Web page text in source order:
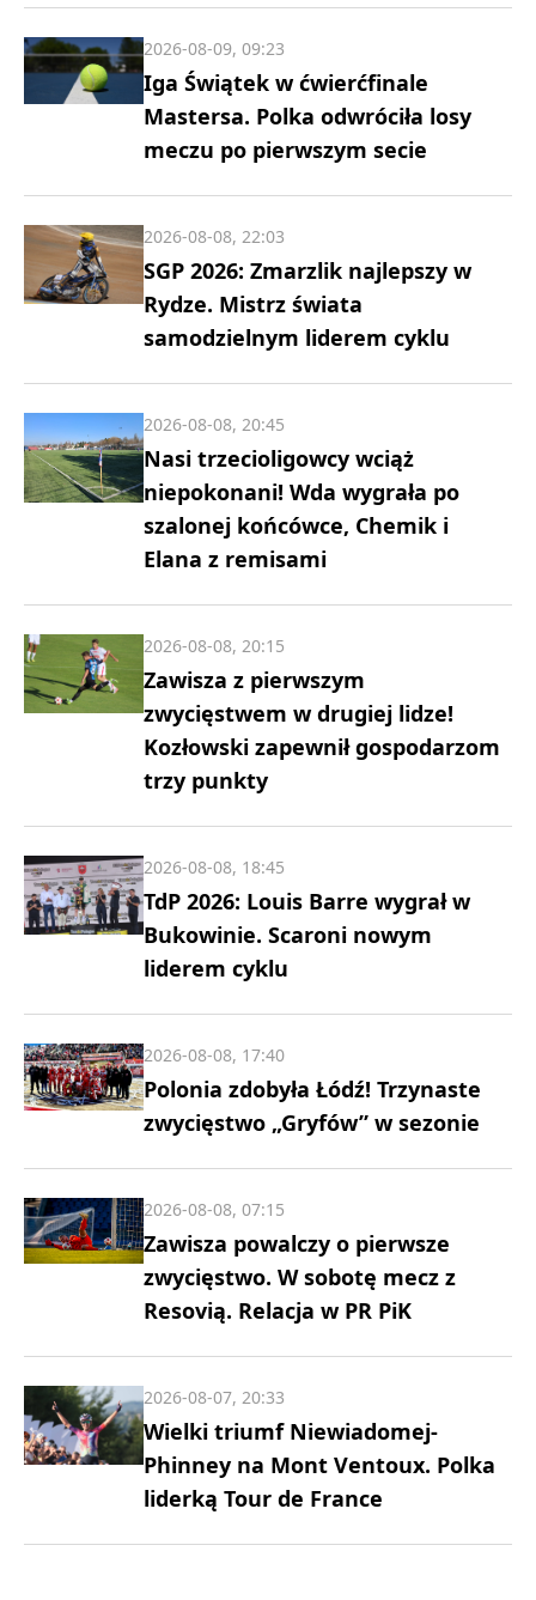
Iga Świątek w ćwierćfinale
Mastersa. Polka odwróciła losy
meczu po pierwszym secie
2026-08-09, 09:23
SGP 2026: Zmarzlik najlepszy w
Rydze. Mistrz świata
samodzielnym liderem cyklu
2026-08-08, 22:03
Nasi trzecioligowcy wciąż
niepokonani! Wda wygrała po
szalonej końcówce, Chemik i
Elana z remisami
2026-08-08, 20:45
Zawisza z pierwszym
zwycięstwem w drugiej lidze!
Kozłowski zapewnił gospodarzom
trzy punkty
2026-08-08, 20:15
TdP 2026: Louis Barre wygrał w
Bukowinie. Scaroni nowym
liderem cyklu
2026-08-08, 18:45
Polonia zdobyła Łódź! Trzynaste
zwycięstwo „Gryfów” w sezonie
2026-08-08, 17:40
Zawisza powalczy o pierwsze
zwycięstwo. W sobotę mecz z
Resovią. Relacja w PR PiK
2026-08-08, 07:15
Wielki triumf Niewiadomej-
Phinney na Mont Ventoux. Polka
liderką Tour de France
2026-08-07, 20:33